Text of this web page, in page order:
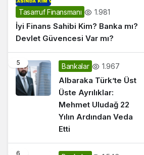
Tasarruf Finansmanı 1.981
İyi Finans Sahibi Kim? Banka mı?
Devlet Güvencesi Var mı?
5 Bankalar 1.967
Albaraka Türk’te Üst
Üste Ayrılıklar:
Mehmet Uludağ 22
Yılın Ardından Veda
Etti
6